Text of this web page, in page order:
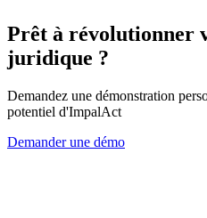
Prêt à révolutionner
juridique ?
Demandez une démonstration
potentiel d'ImpalAct
Demander une démo